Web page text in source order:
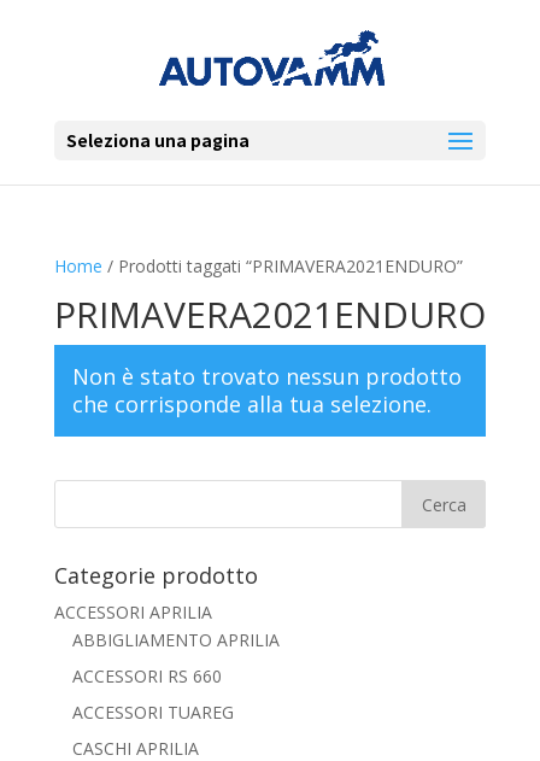
Seleziona una pagina
Home / Prodotti taggati “PRIMAVERA2021ENDURO”
PRIMAVERA2021ENDURO
Non è stato trovato nessun prodotto
che corrisponde alla tua selezione.
Categorie prodotto
ACCESSORI APRILIA
ABBIGLIAMENTO APRILIA
ACCESSORI RS 660
ACCESSORI TUAREG
CASCHI APRILIA